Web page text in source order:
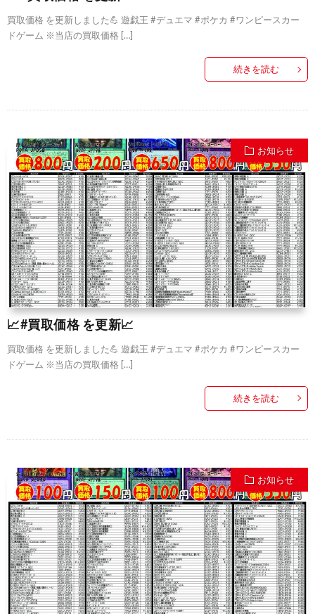
買取価格 を更新しました💪 遊戯王 #デュエマ #ポケカ #ワンピースカー
ドゲーム ※当店の買取価格 […]
続きを読む
お知らせ
📈#買取価格 を更新📈
買取価格 を更新しました💪 遊戯王 #デュエマ #ポケカ #ワンピースカー
ドゲーム ※当店の買取価格 […]
続きを読む
お知らせ